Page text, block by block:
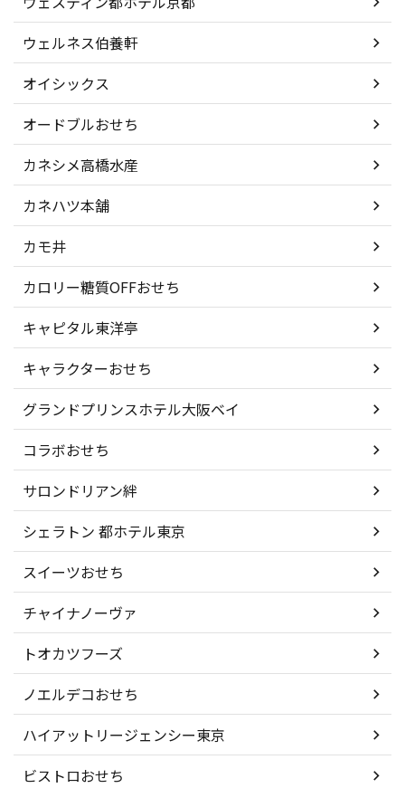
ウェルネス伯養軒
オイシックス
オードブルおせち
カネシメ高橋水産
カネハツ本舗
カモ井
カロリー糖質OFFおせち
キャピタル東洋亭
キャラクターおせち
グランドプリンスホテル大阪ベイ
コラボおせち
サロンドリアン絆
シェラトン 都ホテル東京
スイーツおせち
チャイナノーヴァ
トオカツフーズ
ノエルデコおせち
ハイアットリージェンシー東京
ビストロおせち